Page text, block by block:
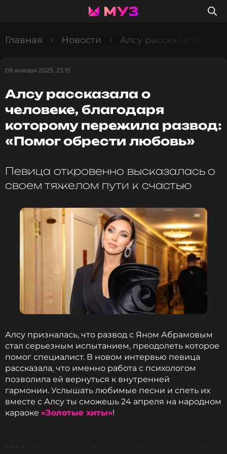
Главная Новости Алсу рассказала о
08 января 2025, 23:15
Алсу рассказала о
человеке, благодаря
которому пережила развод:
«Помог обрести любовь»
Певица откровенно высказалась о
своем тяжелом пути к счастью
Алсу призналась, что развод с Яном Абрамовым
стал серьезным испытанием, преодолеть которое
помог специалист. В новом интервью певица
рассказала, что именно работа с психологом
позволила ей вернуться к внутренней
гармонии. Услышать любимые песни и спеть их
вместе с Алсу ты сможешь 24 апреля на народном
караоке «Золотые хиты»!
2024 год, по словам Алсу, стал для нее непростым,